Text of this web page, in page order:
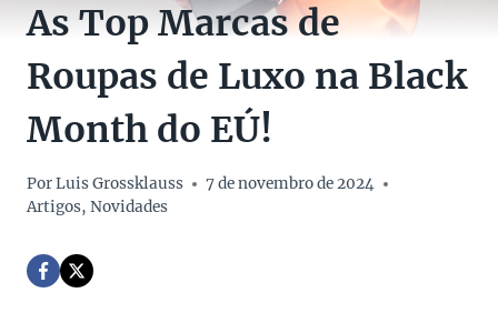
As Top Marcas de
Roupas de Luxo na Black
Month do EÚ!
PorLuis Grossklauss
7 de novembro de 2024
Artigos, Novidades